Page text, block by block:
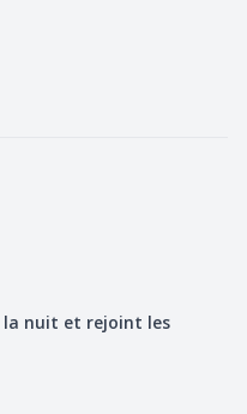
nuit et rejoint les